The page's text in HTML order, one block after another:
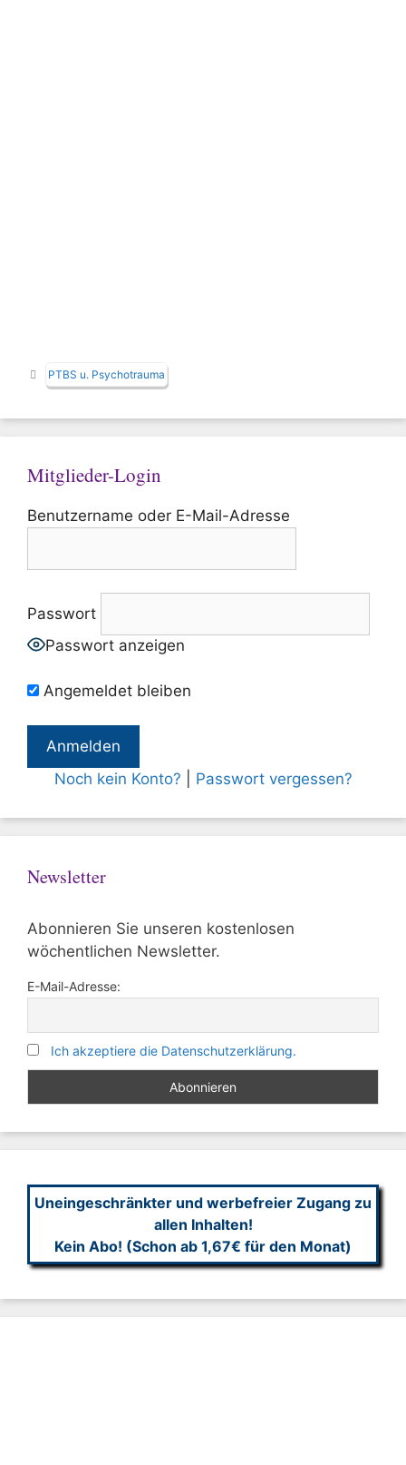
Schlagwörter
PTBS u. Psychotrauma
Mitglieder-Login
Benutzername oder E-Mail-Adresse
Passwort
Passwort anzeigen
Angemeldet bleiben
Noch kein Konto? Passwort vergessen?
Newsletter
Abonnieren Sie unseren kostenlosen
wöchentlichen Newsletter.
E-Mail-Adresse:
Ich akzeptiere die Datenschutzerklärung.
Uneingeschränkter und werbefreier Zugang zu
allen Inhalten!
Kein Abo! (Schon ab 1,67€ für den Monat)